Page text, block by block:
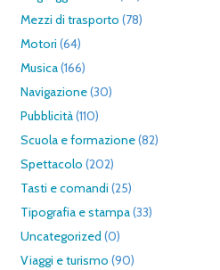
Mezzi di trasporto (78)
Motori (64)
Musica(166)
Navigazione(30)
Pubblicità(110)
Scuola e formazione(82)
Spettacolo (202)
Tasti e comandi (25)
Tipografia e stampa(33)
Uncategorized (0)
Viaggi e turismo (90)